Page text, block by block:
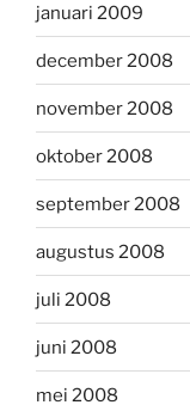
januari 2009
december 2008
november 2008
oktober 2008
september 2008
augustus 2008
juli 2008
juni 2008
mei 2008